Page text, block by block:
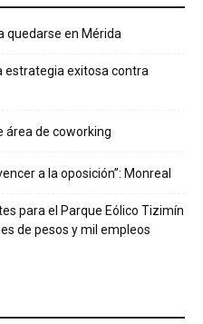
quedarse en Mérida
estrategia exitosa contra
área de coworking
a la oposición”: Monreal
para el Parque Eólico Tizimín
de pesos y mil empleos